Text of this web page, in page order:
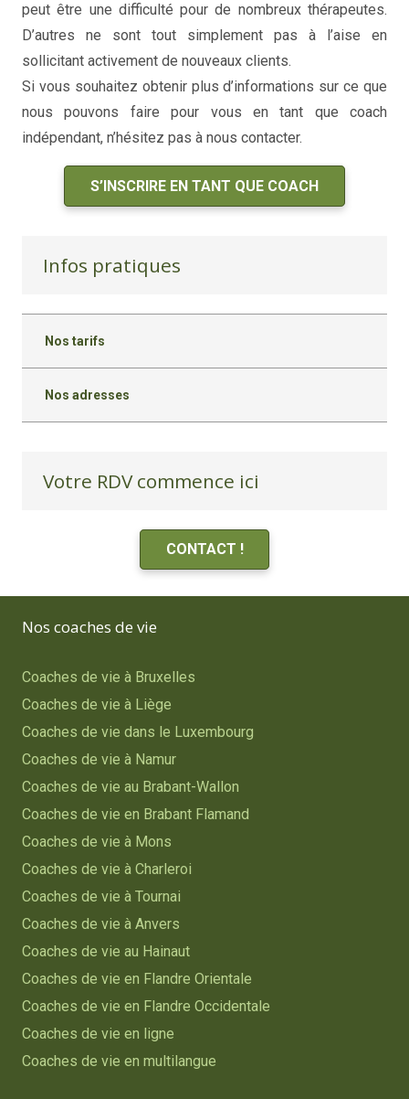
peut être une difficulté pour de nombreux thérapeutes.
D’autres ne sont tout simplement pas à l’aise en
sollicitant activement de nouveaux clients.
Si vous souhaitez obtenir plus d’informations sur ce que
nous pouvons faire pour vous en tant que coach
indépendant, n’hésitez pas à nous contacter.
S’INSCRIRE EN TANT QUE COACH
Infos pratiques
Nos tarifs
Nos adresses
Votre RDV commence ici
CONTACT !
Nos coaches de vie
Coaches de vie à Bruxelles
Coaches de vie à Liège
Coaches de vie dans le Luxembourg
Coaches de vie à Namur
Coaches de vie au Brabant-Wallon
Coaches de vie en Brabant Flamand
Coaches de vie à Mons
Coaches de vie à Charleroi
Coaches de vie à Tournai
Coaches de vie à Anvers
Coaches de vie au Hainaut
Coaches de vie en Flandre Orientale
Coaches de vie en Flandre Occidentale
Coaches de vie en ligne
Coaches de vie en multilangue